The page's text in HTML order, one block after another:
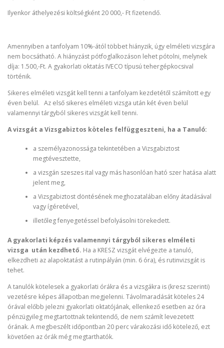
Ilyenkor áthelyezési költségként 20 000,- Ft fizetendő.
Amennyiben a tanfolyam 10%-ától többet hiányzik, úgy elméleti vizsgára
nem bocsátható. A hiányzást pótfoglalkozáson lehet pótolni, melynek
díja: 1.500,-Ft. A gyakorlati oktatás IVECO típusú tehergépkocsival
történik.
Sikeres elméleti vizsgát kell tenni a tanfolyam kezdetétől számított egy
éven belül. Az első sikeres elméleti vizsga után két éven belül
valamennyi tárgyból sikeres vizsgát kell tenni.
A vizsgát a Vizsgabiztos köteles felfüggeszteni, ha a Tanuló:
a személyazonossága tekintetében a Vizsgabiztost
megtévesztette,
a vizsgán szeszes ital vagy más hasonlóan ható szer hatása alatt
jelent meg,
a Vizsgabiztost döntésének meghozatalában előny átadásával
vagy ígéretével,
illetőleg fenyegetéssel befolyásolni törekedett.
A gyakorlati képzés valamennyi tárgyból sikeres elméleti
vizsga után kezdhető. Ha a KRESZ vizsgát elvégezte a tanuló,
elkezdheti az alapoktatást a rutinpályán (min. 6 óra), és rutinvizsgát is
tehet.
A tanulók kötelesek a gyakorlati órákra és a vizsgákra is (kresz szerinti)
vezetésre képes állapotban megjelenni. Távolmaradását köteles 24
órával előbb jelezni gyakorlati oktatójának, ellenkező esetben az óra
pénzügyileg megtartottnak tekintendő, de nem számít levezetett
órának. A megbeszélt időpontban 20 perc várakozási idő kötelező, ezt
követően az órák még megtarthatók.